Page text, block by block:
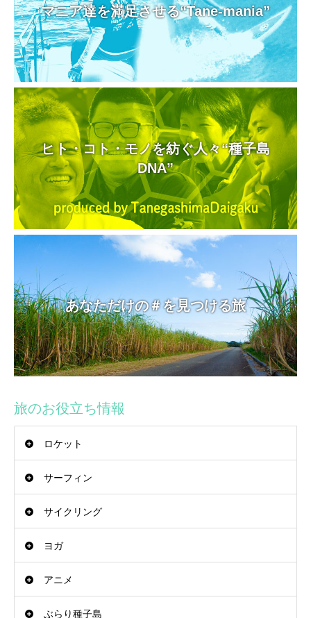
マニア達を満足させる“Tane-mania”
ヒト・コト・モノを紡ぐ人々“種子島
DNA”
あなただけの＃を見つける旅
旅のお役立ち情報
ロケット
サーフィン
サイクリング
ヨガ
アニメ
ぶらり種子島